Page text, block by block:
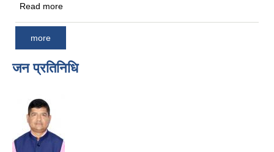
Read more
more
जन प्रतिनिधि